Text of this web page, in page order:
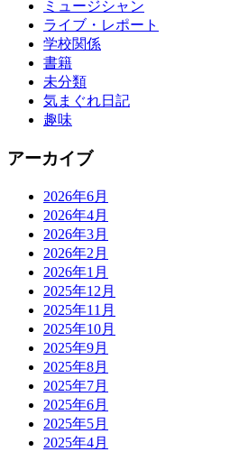
ミュージシャン
ライブ・レポート
学校関係
書籍
未分類
気まぐれ日記
趣味
アーカイブ
2026年6月
2026年4月
2026年3月
2026年2月
2026年1月
2025年12月
2025年11月
2025年10月
2025年9月
2025年8月
2025年7月
2025年6月
2025年5月
2025年4月